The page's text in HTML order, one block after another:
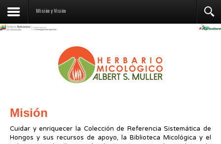
Misión y Visión
Misión
Cuidar y enriquecer la Colección de Referencia Sistemática de
Hongos y sus recursos de apoyo, la Biblioteca Micológica y el